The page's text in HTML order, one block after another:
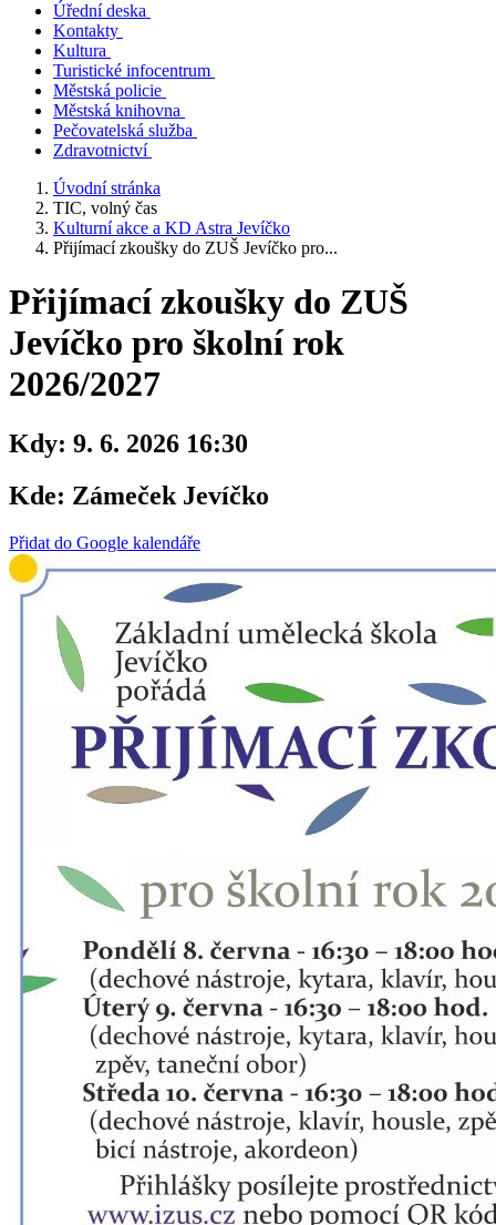
Úřední deska
Kontakty
Kultura
Turistické infocentrum
Městská policie
Městská knihovna
Pečovatelská služba
Zdravotnictví
Úvodní stránka
TIC, volný čas
Kulturní akce a KD Astra Jevíčko
Přijímací zkoušky do ZUŠ Jevíčko pro...
Přijímací zkoušky do ZUŠ
Jevíčko pro školní rok
2026/2027
Kdy: 9. 6. 2026 16:30
Kde: Zámeček Jevíčko
Přidat do Google kalendáře